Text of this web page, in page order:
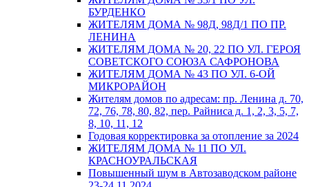
БУРДЕНКО
ЖИТЕЛЯМ ДОМА № 98Д, 98Д/1 ПО ПР.
ЛЕНИНА
ЖИТЕЛЯМ ДОМА № 20, 22 ПО УЛ. ГЕРОЯ
СОВЕТСКОГО СОЮЗА САФРОНОВА
ЖИТЕЛЯМ ДОМА № 43 ПО УЛ. 6-ОЙ
МИКРОРАЙОН
Жителям домов по адресам: пр. Ленина д. 70,
72, 76, 78, 80, 82, пер. Райниса д. 1, 2, 3, 5, 7,
8, 10, 11, 12
Годовая корректировка за отопление за 2024
ЖИТЕЛЯМ ДОМА № 11 ПО УЛ.
КРАСНОУРАЛЬСКАЯ
Повышенный шум в Автозаводском районе